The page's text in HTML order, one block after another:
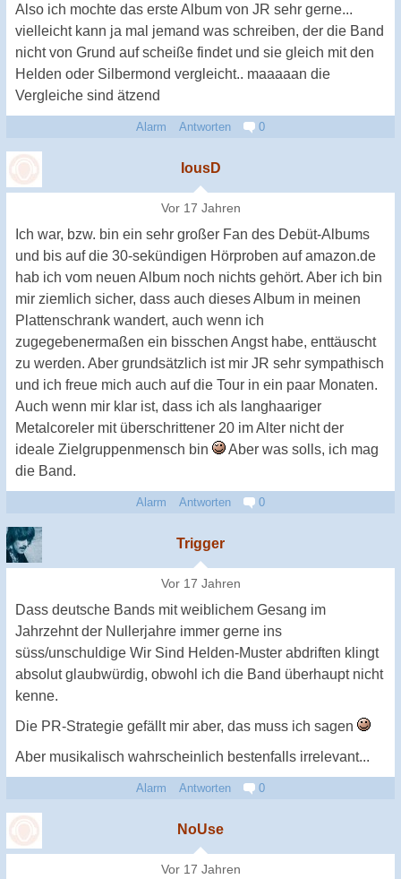
Also ich mochte das erste Album von JR sehr gerne...
vielleicht kann ja mal jemand was schreiben, der die Band
nicht von Grund auf scheiße findet und sie gleich mit den
Helden oder Silbermond vergleicht.. maaaaan die
Vergleiche sind ätzend
Alarm Antworten 0
IousD
Vor 17 Jahren
Ich war, bzw. bin ein sehr großer Fan des Debüt-Albums
und bis auf die 30-sekündigen Hörproben auf amazon.de
hab ich vom neuen Album noch nichts gehört. Aber ich bin
mir ziemlich sicher, dass auch dieses Album in meinen
Plattenschrank wandert, auch wenn ich
zugegebenermaßen ein bisschen Angst habe, enttäuscht
zu werden. Aber grundsätzlich ist mir JR sehr sympathisch
und ich freue mich auch auf die Tour in ein paar Monaten.
Auch wenn mir klar ist, dass ich als langhaariger
Metalcoreler mit überschrittener 20 im Alter nicht der
ideale Zielgruppenmensch bin
Aber was solls, ich mag
die Band.
Alarm Antworten 0
Trigger
Vor 17 Jahren
Dass deutsche Bands mit weiblichem Gesang im
Jahrzehnt der Nullerjahre immer gerne ins
süss/unschuldige Wir Sind Helden-Muster abdriften klingt
absolut glaubwürdig, obwohl ich die Band überhaupt nicht
kenne.
Die PR-Strategie gefällt mir aber, das muss ich sagen
Aber musikalisch wahrscheinlich bestenfalls irrelevant...
Alarm Antworten 0
NoUse
Vor 17 Jahren